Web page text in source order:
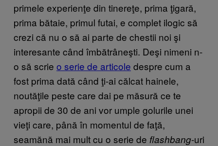
primele experienţe din tinereţe, prima ţigară,
prima bătaie, primul futai, e complet ilogic să
crezi că nu o să ai parte de chestii noi şi
interesante când îmbătrâneşti. Deşi nimeni n-
o să scrie o serie de articole despre cum a
fost prima dată când ţi-ai călcat hainele,
noutăţile peste care dai pe măsură ce te
apropii de 30 de ani vor umple golurile unei
vieţi care, până în momentul de faţă,
seamănă mai mult cu o serie de flashbang-uri